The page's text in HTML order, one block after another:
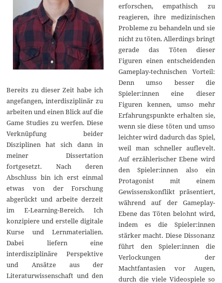
Bereits zu dieser Zeit habe ich
angefangen, interdisziplinär zu
arbeiten und einen Blick auf die
Game Studies zu werfen. Diese
Verknüpfung beider
Disziplinen hat sich dann in
meiner Dissertation
fortgesetzt. Nach deren
Abschluss bin ich erst einmal
etwas von der Forschung
abgerückt und arbeite derzeit
im E-Learning-Bereich. Ich
konzipiere und erstelle digitale
Kurse und Lernmaterialien.
Dabei liefern eine
interdisziplinäre Perspektive
und Ansätze aus der
Literaturwissenschaft und den
erforschen, empathisch zu
reagieren, ihre medizinischen
Probleme zu behandeln und sie
nicht zu töten. Allerdings bringt
gerade das Töten dieser
Figuren einen entscheidenden
Gameplay-technischen Vorteil:
Denn umso besser die
Spieler:innen eine dieser
Figuren kennen, umso mehr
Erfahrungspunkte erhalten sie,
wenn sie diese töten und umso
leichter wird dadurch das Spiel,
weil man schneller auflevelt.
Auf erzählerischer Ebene wird
den Spieler:innen also ein
Protagonist mit einem
Gewissenskonflikt präsentiert,
während auf der Gameplay-
Ebene das Töten belohnt wird,
indem es die Spieler:innen
stärker macht. Diese Dissonanz
führt den Spieler:innen die
Verlockungen der
Machtfantasien vor Augen,
durch die viele Videospiele so